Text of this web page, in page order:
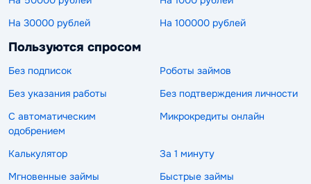
На 30000 рублей
На 100000 рублей
Пользуются спросом
Без подписок
Роботы займов
Без указания работы
Без подтверждения личности
С автоматическим
одобрением
Микрокредиты онлайн
Калькулятор
За 1 минуту
Мгновенные займы
Быстрые займы